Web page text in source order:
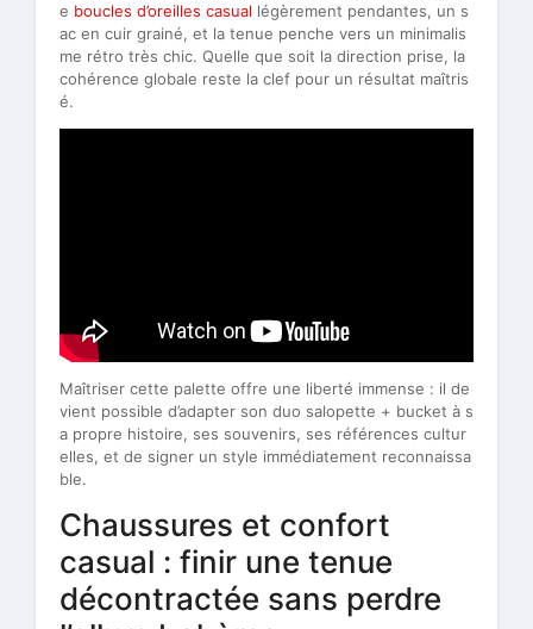
e boucles d’oreilles casual légèrement pendantes, un s
ac en cuir grainé, et la tenue penche vers un minimalis
me rétro très chic. Quelle que soit la direction prise, la
cohérence globale reste la clef pour un résultat maîtris
é.
Maîtriser cette palette offre une liberté immense : il de
vient possible d’adapter son duo salopette + bucket à s
a propre histoire, ses souvenirs, ses références cultur
elles, et de signer un style immédiatement reconnaissa
ble.
Chaussures et confort
casual : finir une tenue
décontractée sans perdre